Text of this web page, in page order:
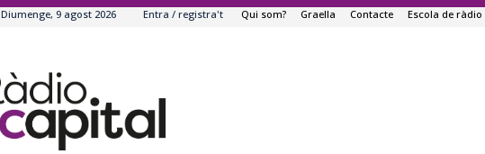
Diumenge, 9 agost 2026 Entra / registra't Qui som? Graella Contacte Escola de ràdio